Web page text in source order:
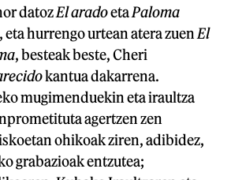
datozEl aradoetaPaloma
hurrengo urtean atera zuen El
, besteak beste, Cheri
kantua dakarrena.
mugimenduekin eta iraultza
agertzen zen
ohikoak ziren, adibidez,
grabazioak entzutea;